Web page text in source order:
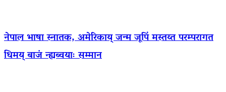
नेपाल भाषा स्नातक, अमेरिकाय् जन्म जूपिं मस्तय्त परम्परागत
धिमय् बाजं न्ह्यब्वयाः सम्मान